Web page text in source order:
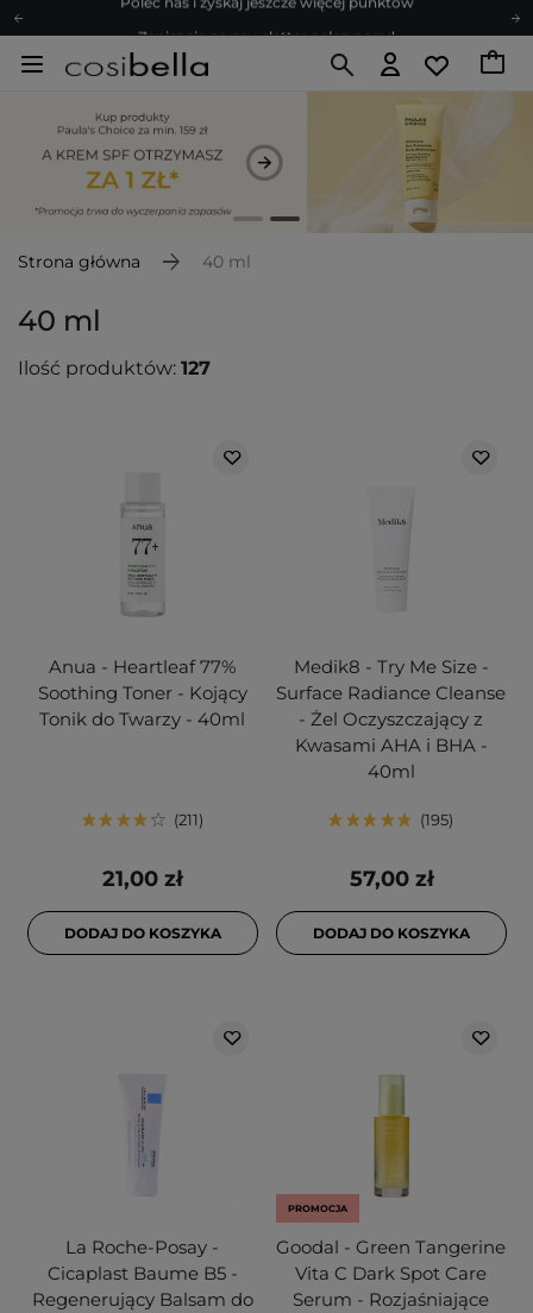
Zapisz się na newsletter pełen porad
Bezpłatne konsultacje kosmetologiczne
Poleć nas i zyskaj jeszcze więcej punktów
Zapisz się na newsletter pełen porad
Strona główna 40 ml
40 ml
Ilość produktów: 127
Anua - Heartleaf 77%
Soothing Toner - Kojący
Tonik do Twarzy - 40ml
211
21,00 zł
DODAJ DO KOSZYKA
Medik8 - Try Me Size -
Surface Radiance Cleanse
- Żel Oczyszczający z
Kwasami AHA i BHA -
40ml
195
57,00 zł
DODAJ DO KOSZYKA
La Roche-Posay -
Cicaplast Baume B5 -
Regenerujący Balsam do
PROMOCJA
Goodal - Green Tangerine
Vita C Dark Spot Care
Serum - Rozjaśniające